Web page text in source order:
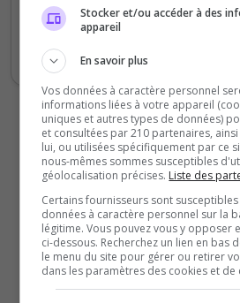
condition physique est
"Benoît Saint-Denis" ? Ce
est fait pour vous !
Stocker et/ou accéder à des
appareil
En savoir plus
Vos données à caractère personnel
informations liées à votre appareil
uniques et autres types de données)
et consultées par 210 partenaires,
lui, ou utilisées spécifiquement par ce
nous-mêmes sommes susceptibles
géolocalisation précises. Liste des
Certains fournisseurs sont
données à caractère personnel sur la
légitime. Vous pouvez vous y opposer
ci-dessous. Recherchez un lien en bas
le menu du site pour gérer ou retirer
dans les paramètres des cookies et